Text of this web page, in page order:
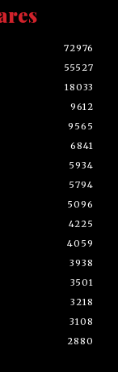
72976
55527
18033
9612
9565
6841
5934
5794
5096
4225
4059
3938
3501
3218
3108
2880